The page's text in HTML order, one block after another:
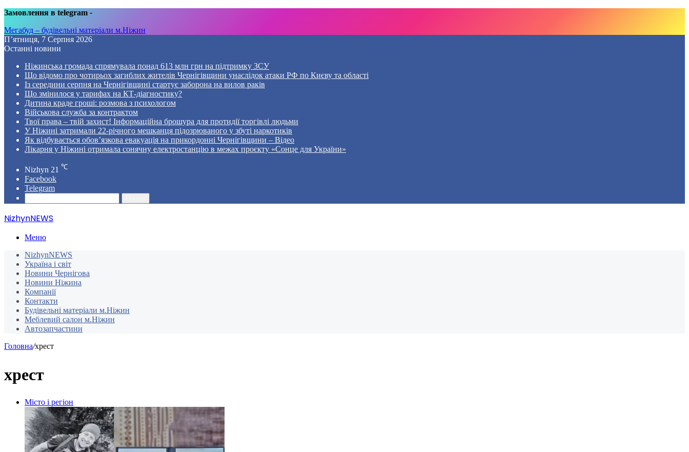
Замовлення в telegram -
Мегабуд – будівельні матеріали м.Ніжин
П’ятниця, 7 Серпня 2026
Останні новини
Ніжинська громада спрямувала понад 613 млн грн на підтримку ЗСУ
Що відомо про чотирьох загиблих жителів Чернігівщини унаслідок атаки РФ по Києву та області
Із середини серпня на Чернігівщині стартує заборона на вилов раків
Що змінилося у тарифах на КТ-діагностику?
Дитина краде гроші: розмова з психологом
Військова служба за контрактом
Твої права – твій захист! Інформаційна брошура для протидії торгівлі людьми
У Ніжині затримали 22-річного мешканця підозрюваного у збуті наркотиків
Як відбувається обов’язкова евакуація на прикордонні Чернігівщини – Відео
Лікарня у Ніжині отримала сонячну електростанцію в межах проєкту «Сонце для України»
Nizhyn 21 ℃
Facebook
Telegram
NizhynNEWS
Меню
NizhynNEWS
Україна і світ
Новини Чернігова
Новини Ніжина
Компанії
Контакти
Будівельні матеріали м.Ніжин
Меблевий салон м.Ніжин
Автозапчастини
Головна/хрест
хрест
Місто і регіон